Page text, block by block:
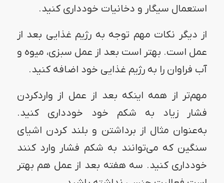
استعمال سیگار و دخانیات خودداری کنید.
از دیگر نکات مهم توجه به رژیم غذایی بعد از
عمل است. بهتر است بعد از عمل سبزی، میوه و
آب فراوان را به رژیم غذایی خود اضافه کنید.
مهم‌تر از همه اینکه بعد از عمل از واردکردن
فشار زیاد به شکم خود خودداری کنید.
به‌عنوان مثال از برداشتن و بلند کردن اشیای
سنگین که می‌توانند به شکم فشار وارد کنند
خودداری کنید. سه هفته بعد از عمل هم بهتر